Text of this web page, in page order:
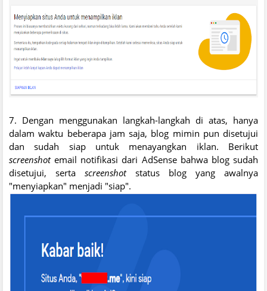
7. Dengan menggunakan langkah-langkah di atas, hanya
dalam waktu beberapa jam saja, blog mimin pun disetujui
dan sudah siap untuk menayangkan iklan. Berikut
screenshotemail notifikasi dari AdSense bahwa blog sudah
disetujui, serta screenshotstatus blog yang awalnya
"menyiapkan" menjadi "siap".